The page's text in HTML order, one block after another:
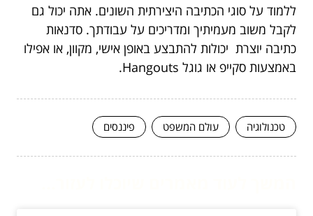
ללמוד על סוגי הכתיבה היצירתית השונים. אתה יכול גם
לקבל משוב מעמיתיך ומדריכים על עבודתך. סדנאות
כתיבה יוצרת יכולות להתבצע באופן אישי, מקוון, או אפילו
באמצעות סקייפ או גוגל Hangouts.
טכנולוגיה עולם המשפט פיננסים